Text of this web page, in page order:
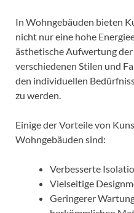
In Wohngebäuden bieten
nicht nur eine hohe
ästhetische Aufwertung der
verschiedenen Stilen und
den individuellen
zu werden.
Einige der Vorteile von
Wohngebäuden sind:
Verbesserte
Vielseitige
Geringerer